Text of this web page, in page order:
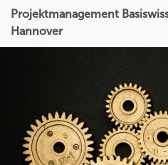
Projektmanagement
Hannover